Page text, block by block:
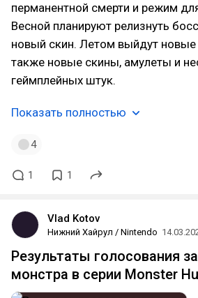
перманентной смерти и режим
Весной планируют релизнуть
новый скин. Летом выйдут
также новые скины, амулеты и
геймплейных штук.
Показать полностью
4
1 1
Vlad Kotov
Нижний Хайрул / Nintendo
Результаты голосования
монстра в серии Monster